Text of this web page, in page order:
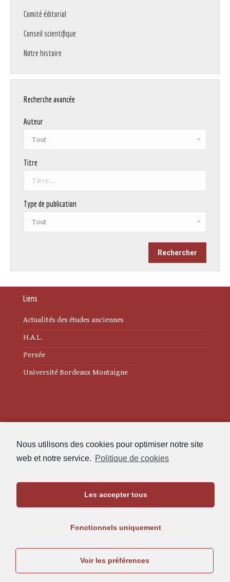
Nous utilisons des cookies pour optimiser notre site
web et notre service. Politique de cookies
Les accepter tous
Fonctionnels uniquement
Voir les préférences
Comité éditorial
Conseil scientifique
Notre histoire
Recherche avancée
Auteur
Titre
Type de publication
Liens
Actualités des études anciennes
H.A.L.
Persée
Université Bordeaux Montaigne
Politique de cookies (UE)
Maison de l'Archéologie
05.57.12.45.63
rea@u-bordeaux-montaigne.fr